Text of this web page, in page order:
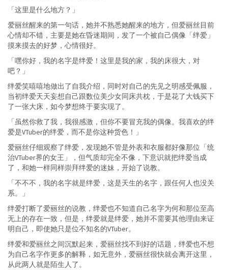
「这里是什么地方？」
爱丽丝醒来的第一句话，她并不熟悉她醒来的地方，但爱丽丝目前
心情却不错，主要是她在昏迷期间，发了一个被自己偶像「绊爱」
摸来摸去的好梦，心情很好。
「嘿你好，我的名字是绊爱！这里是我的家，我的床很大，对
吧？」
绊爱笑嘻嘻地做出了自我介绍，同时对自己的先见之明感受佩服，
当初绊爱天天妄想自己跟数位美少女同床共枕，于是花了大钱买下
了一张大床，如今梦想终于要实现了。
「虽然你救了我，我很感激，但你不要冒充我的偶像。我喜欢的绊
爱是VTuber的绊爱，而不是你这种货色！」
爱丽丝仔细观察了绊爱，发现她不管是外表和衣服都好像那位「统
治VTuber界的女王」，但气质却完全不像，下意识就把绊爱当成
了，和她一样同样崇拜绊爱的迷妹，开始了说教。
「不不不，我的名字就是绊爱，这是天生的名字，跟任何人也没关
系。」
绊爱打断了爱丽丝的说教，绊爱也不知道自己名字为何和那位至高
无上的存在一致，但是，绊爱就是绊爱，她并不需要其他理由来证
明自己，即使她只是位不知名的VTuber。
绊爱和爱丽丝之间沉默起来，爱丽丝找不到好的话题，绊爱也不想
为自己名字作更多的解释，如无意外，爱丽丝很快就会离开这里，
从此两人就是陌生人了。